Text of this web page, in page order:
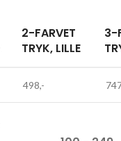
2-FARVET
TRYK, LILLE
3-
498,-